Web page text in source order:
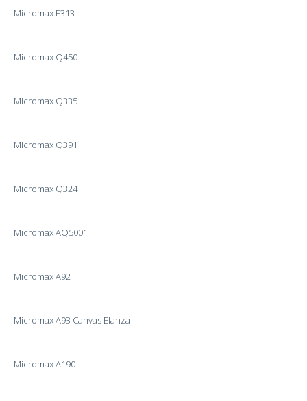
Micromax E313
Micromax Q450
Micromax Q335
Micromax Q391
Micromax Q324
Micromax AQ5001
Micromax A92
Micromax A93 Canvas Elanza
Micromax A190